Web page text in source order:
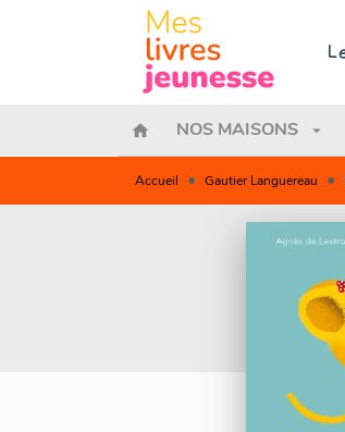
MENU
home NOS MAISONS arrow_drop_down
Accueil • Gautier Languereau •